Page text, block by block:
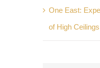
One East:
of High